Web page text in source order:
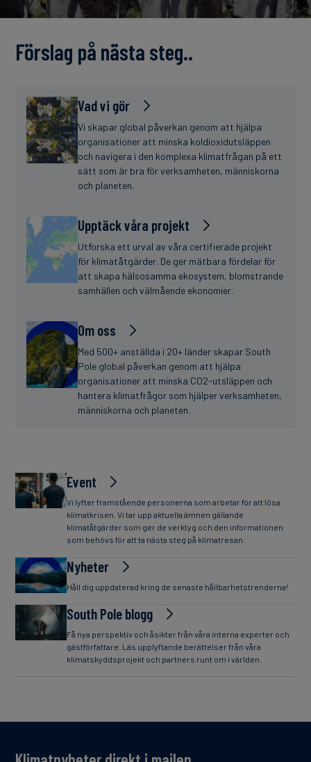
finanser
Förslag på nästa steg..
Vad vi gör
Vi skapar global påverkan genom att hjälpa
organisationer att minska koldioxidutsläppen
och navigera i den komplexa klimatfrågan på ett
sätt som är bra för verksamheten, människorna
och planeten.
Upptäck våra projekt
Utforska ett urval av våra certifierade projekt
för klimatåtgärder. De ger mätbara fördelar för
att skapa hälsosamma ekosystem, blomstrande
samhällen och välmående ekonomier.
Om oss
Med 500+ anställda i 20+ länder skapar South
Pole global påverkan genom att hjälpa
organisationer att minska CO2-utsläppen och
hantera klimatfrågor som hjälper verksamheten,
människorna och planeten.
Event
Vi lyfter framstående personerna som arbetar för att lösa
klimatkrisen. Vi tar upp aktuella ämnen gällande
klimatåtgärder som ger de verktyg och den informationen
som behövs för att ta nästa steg på klimatresan.
Nyheter
Håll dig uppdaterad kring de senaste hållbarhetstrenderna!
South Pole blogg
Få nya perspektiv och åsikter från våra interna experter och
gästförfattare. Läs upplyftande berättelser från våra
klimatskyddsprojekt och partners runt om i världen.